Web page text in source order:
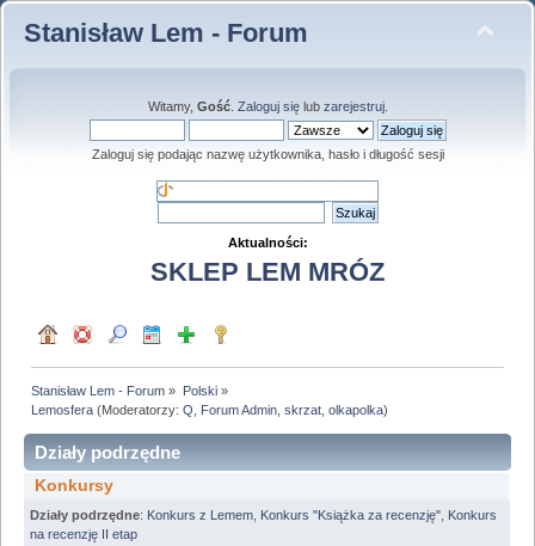
Stanisław Lem - Forum
Witamy, Gość. Zaloguj sięlub zarejestruj.
Zaloguj się podając nazwę użytkownika, hasło i długość sesji
Aktualności:
SKLEP LEM MRÓZ
Stanisław Lem - Forum » Polski»
Lemosfera (Moderatorzy:Q Forum Admin ,skrzat ,olkapolka)
Działy podrzędne
Konkursy
Działy podrzędne: Konkurs z Lemem Konkurs "Książka za recenzję" Konkurs
na recenzję II etap